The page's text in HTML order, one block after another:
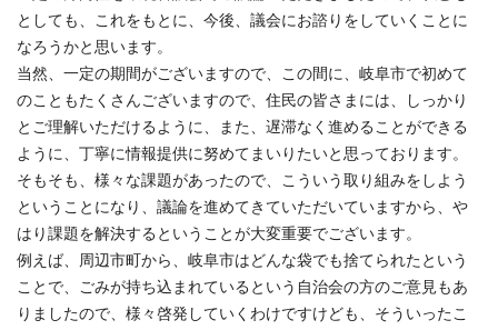
としても、これをもとに、今後、議会にお諮りをしていくことに
なろうかと思います。
当然、一定の期間がございますので、この間に、岐阜市で初めて
のこともたくさんございますので、住民の皆さまには、しっかり
とご理解いただけるように、また、遅滞なく進めることができる
ように、丁寧に情報提供に努めてまいりたいと思っております。
そもそも、様々な課題があったので、こういう取り組みをしよう
ということになり、議論を進めてきていただいていますから、や
はり課題を解決するということが大変重要でございます。
例えば、周辺市町から、岐阜市はどんな袋でも捨てられたという
ことで、ごみが持ち込まれているという自治会の方のご意見もあ
りましたので、様々啓発していくわけですけども、そういったこ